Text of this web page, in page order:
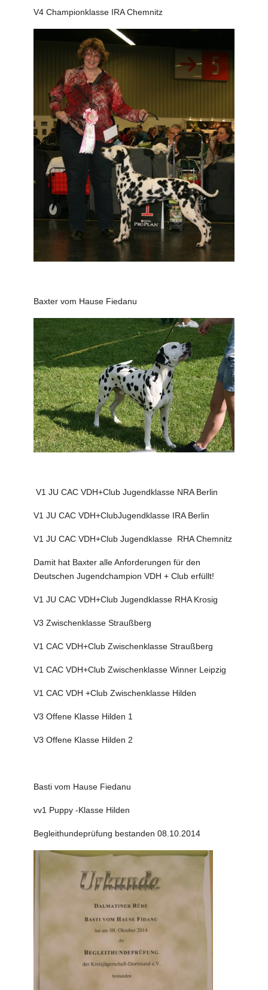
V4 Championklasse IRA Chemnitz
Baxter vom Hause Fiedanu
V1 JU CAC VDH+Club Jugendklasse NRA Berlin
V1 JU CAC VDH+ClubJugendklasse IRA Berlin
V1 JU CAC VDH+Club Jugendklasse RHA Chemnitz
Damit hat Baxter alle Anforderungen für den
Deutschen Jugendchampion VDH + Club erfüllt!
V1 JU CAC VDH+Club Jugendklasse RHA Krosig
V3 Zwischenklasse Straußberg
V1 CAC VDH+Club Zwischenklasse Straußberg
V1 CAC VDH+Club Zwischenklasse Winner Leipzig
V1 CAC VDH +Club Zwischenklasse Hilden
V3 Offene Klasse Hilden 1
V3 Offene Klasse Hilden 2
Basti vom Hause Fiedanu
vv1 Puppy -Klasse Hilden
Begleithundeprüfung bestanden 08.10.2014